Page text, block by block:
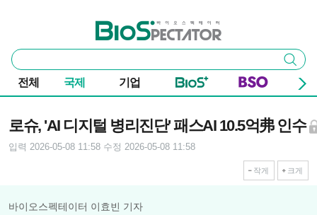
바이오스펙테이터
통
합
검
색
검색
전체 국제 기업
로슈, 'AI 디지털 병리진단' 패스AI 10.5억弗 인수
입력 2026-05-08 11:58 수정 2026-05-08 11:58
작게 크게
바이오스펙테이터 이효빈 기자